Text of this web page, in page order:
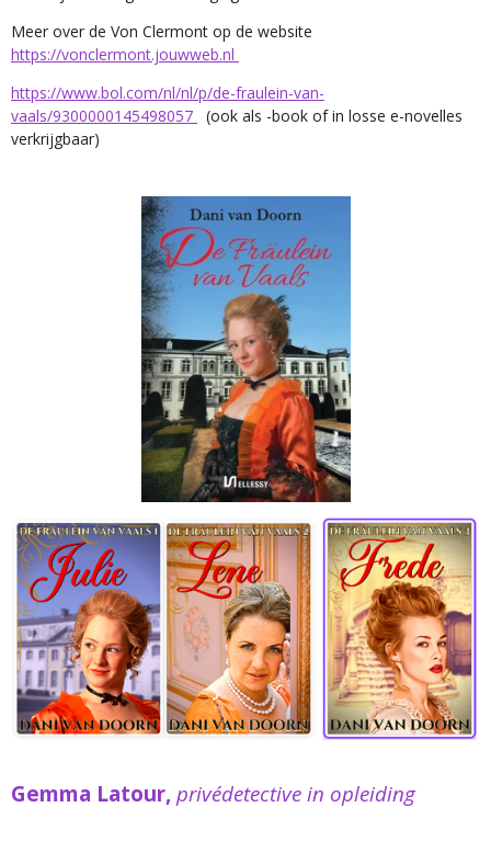
Meer over de Von Clermont op de website
https://vonclermont.jouwweb.nl
https://www.bol.com/nl/nl/p/de-fraulein-van-
vaals/9300000145498057
(ook als -book of in losse e-novelles
verkrijgbaar)
Gemma Latour, privédetective in opleiding